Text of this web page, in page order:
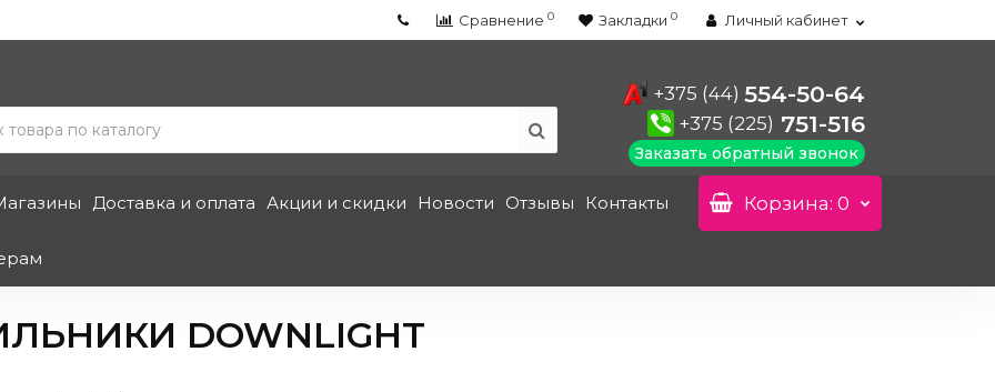
Сравнение 0 Закладки 0 Личный кабинет
+375 (44) 554-50-64
+375 (225) 751-516
Заказать обратный звонок
Доставка и оплата Акции и скидки Новости Отзывы Контакты Корзина: 0
DOWNLIGHT